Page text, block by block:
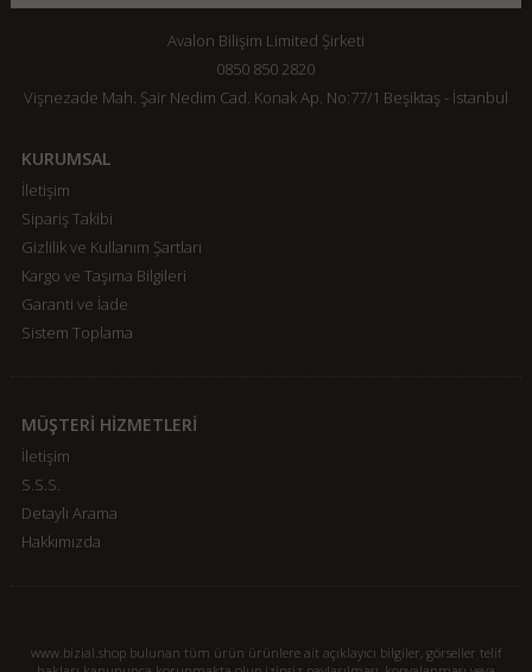
Avalon Bilişim Limited Şirketi
0850 850 2820
Vişnezade Mah. Şair Nedim Cad. Konak Ap. No:77/1 Beşiktaş - İstanbul
KURUMSAL
İletişim
Sipariş Takibi
Gizlilik ve Kullanım Şartları
Kargo ve Taşıma Bilgileri
Garanti ve İade
Sistem Toplama
MÜŞTERİ HİZMETLERİ
İletişim
S.S.S.
Detaylı Arama
Hakkımızda
www.bizial.shop bulunan tüm ürün ürünlere ait açıklayıcı bilgiler, görseller telif